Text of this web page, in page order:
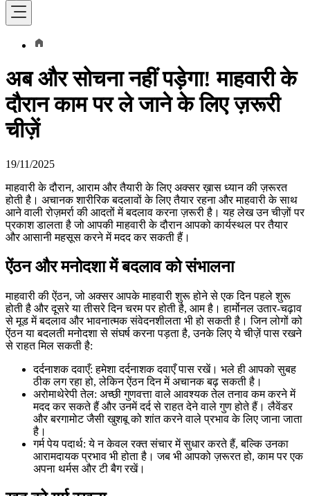
अब और सोचना नहीं पड़ेगा! माहवारी के
दौरान काम पर ले जाने के लिए ज़रूरी
चीज़ें
19/11/2025
माहवारी के दौरान, आराम और तैयारी के लिए अक्सर ख़ास ध्यान की ज़रूरत
होती है। अचानक शारीरिक बदलावों के लिए तैयार रहना और माहवारी के साथ
आने वाली रोज़मर्रा की आदतों में बदलाव करना ज़रूरी है। यह लेख उन चीज़ों पर
प्रकाश डालता है जो आपकी माहवारी के दौरान आपको कार्यस्थल पर तैयार
और आसानी महसूस करने में मदद कर सकती हैं।
ऐंठन और मनोदशा में बदलाव को संभालना
माहवारी की ऐंठन, जो अक्सर आपके माहवारी शुरू होने से एक दिन पहले शुरू
होती है और दूसरे या तीसरे दिन चरम पर होती है, आम है। हार्मोनल उतार-चढ़ाव
से मूड में बदलाव और भावनात्मक संवेदनशीलता भी हो सकती है। जिन लोगों को
ऐंठन या बदलती मनोदशा से संघर्ष करना पड़ता है, उनके लिए ये चीज़ें पास रखने
से राहत मिल सकती है:
दर्दनाशक दवाएँ: हमेशा दर्दनाशक दवाएँ पास रखें। भले ही आपको सुबह
ठीक लग रहा हो, लेकिन ऐंठन दिन में अचानक बढ़ सकती है।
अरोमाथेरेपी तेल: अच्छी गुणवत्ता वाले आवश्यक तेल तनाव कम करने में
मदद कर सकते हैं और उनमें दर्द से राहत देने वाले गुण होते हैं। लैवेंडर
और बरगामोट जैसी खुशबू को शांत करने वाले प्रभाव के लिए जाना जाता
है।
गर्म पेय पदार्थ: ये न केवल रक्त संचार में सुधार करते हैं, बल्कि उनका
आरामदायक प्रभाव भी होता है। जब भी आपको ज़रूरत हो, काम पर एक
अपना थर्मस और टी बैग रखें।